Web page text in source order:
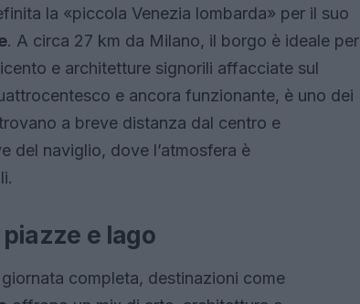
la «piccola Venezia lombarda» per il suo
. A circa 27 km da Milano, il borgo è ideale per
e architetture signorili affacciate sul
e ancora funzionante, è uno dei
a breve distanza dal centro e
del naviglio, dove l’atmosfera è
e lago
completa, destinazioni come